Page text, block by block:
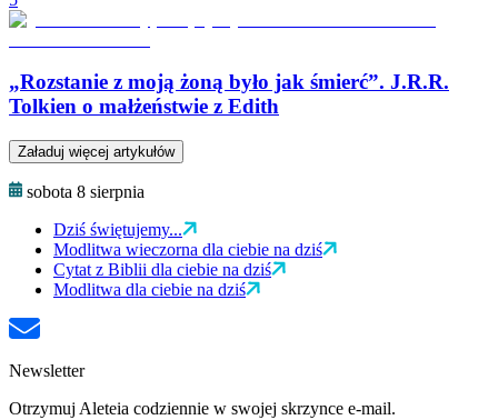
„Rozstanie z moją żoną było jak śmierć”. J.R.R.
Tolkien o małżeństwie z Edith
Załaduj więcej artykułów
sobota 8 sierpnia
Dziś świętujemy...
Modlitwa wieczorna dla ciebie na dziś
Cytat z Biblii dla ciebie na dziś
Modlitwa dla ciebie na dziś
Newsletter
Otrzymuj Aleteia codziennie w swojej skrzynce e-mail.